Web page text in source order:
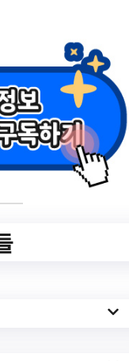
페 흑
11월 4
-ABC
(1회